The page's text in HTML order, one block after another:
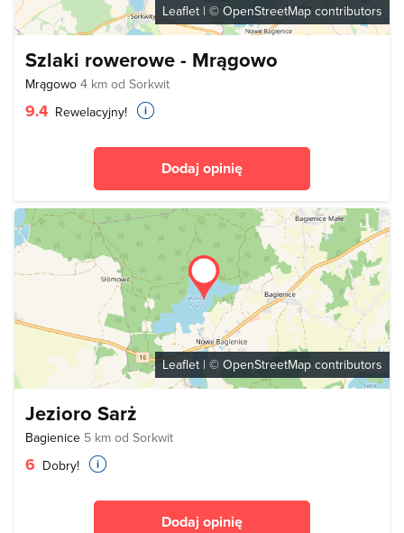
Leaflet | © OpenStreetMap contributors
Szlaki rowerowe - Mrągowo
Mrągowo 4 km od Sorkwit
9.4 Rewelacyjny!
Dodaj opinię
Leaflet | © OpenStreetMap contributors
Jezioro Sarż
Bagienice 5 km od Sorkwit
6 Dobry!
Dodaj opinię